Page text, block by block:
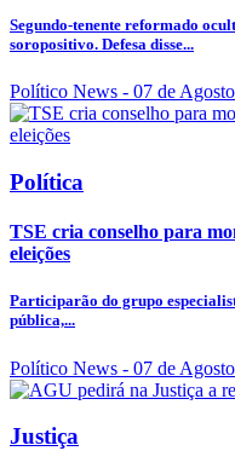
Segundo-tenente reformado
soropositivo. Defesa disse...
Político News - 07 de Agosto
Política
TSE cria conselho para
eleições
Participarão do grupo
pública,...
Político News - 07 de Agosto
Justiça